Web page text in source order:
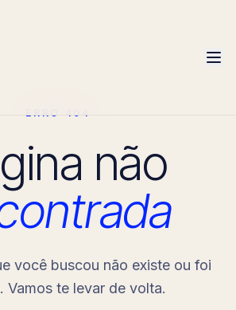
ERRO 404
não
você buscou não existe ou foi
Vamos te levar de volta.